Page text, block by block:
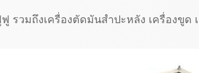
รวมถึงเครื่องตัดมันสำปะหลัง เครื่องขูด